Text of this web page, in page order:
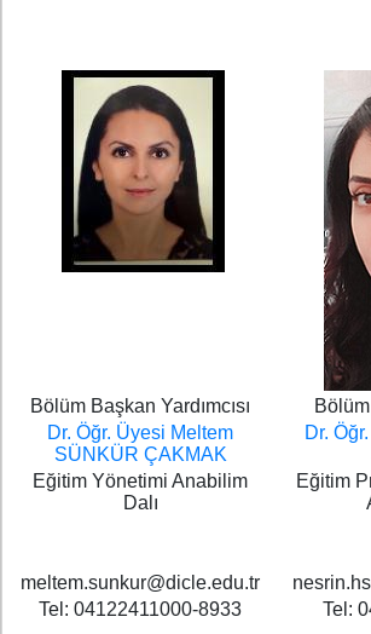
Bölüm Başkan Yardımcısı
Bölüm
Dr. Öğr. Üyesi Meltem
SÜNKÜR ÇAKMAK
Dr.
Eğitim Yönetimi Anabilim
Dalı
Eğitim
meltem.sunkur@dicle.edu.tr
Tel: 04122411000-8933
Tel: